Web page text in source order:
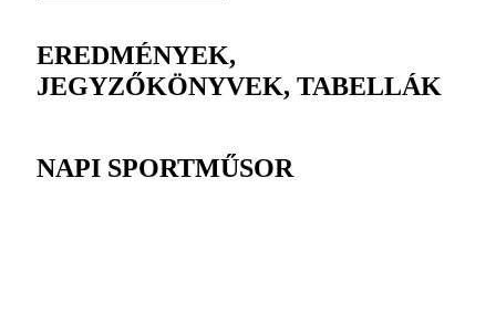
EREDMÉNYEK,
JEGYZŐKÖNYVEK, TABELLÁK
NAPI SPORTMŰSOR